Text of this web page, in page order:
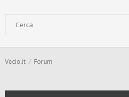
Vecio.it Forum